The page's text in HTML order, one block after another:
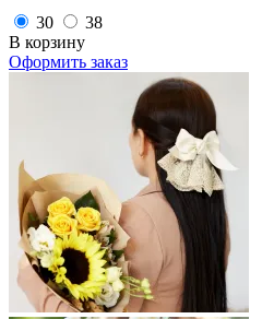
30
38
В корзину
Оформить заказ